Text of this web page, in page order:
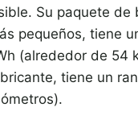
Su paquete de
pequeños, tiene
(alrededor de 54
tiene un